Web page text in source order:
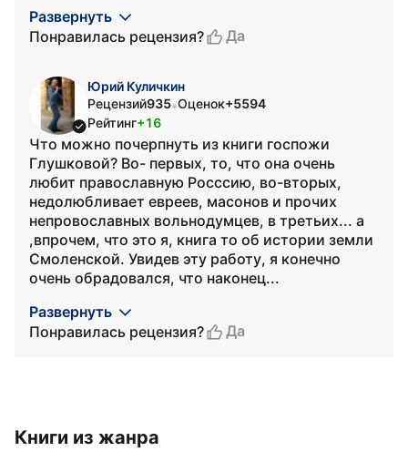
Развернуть
Понравилась рецензия?
Да
Юрий Куличкин
Рецензий935•Оценок+5594
Рейтинг+16
Что можно почерпнуть из книги госпожи
Глушковой? Во- первых, то, что она очень
любит православную Росссию, во-вторых,
недолюбливает евреев, масонов и прочих
непровославных вольнодумцев, в третьих... а
,впрочем, что это я, книга то об истории земли
Смоленской. Увидев эту работу, я конечно
очень обрадовался, что наконец...
Развернуть
Понравилась рецензия?
Да
Книги из жанра